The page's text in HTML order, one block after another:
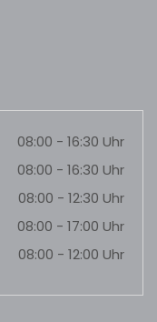
08:00 - 16:30 Uhr
08:00 - 16:30 Uhr
08:00 - 12:30 Uhr
08:00 - 17:00 Uhr
08:00 - 12:00 Uhr